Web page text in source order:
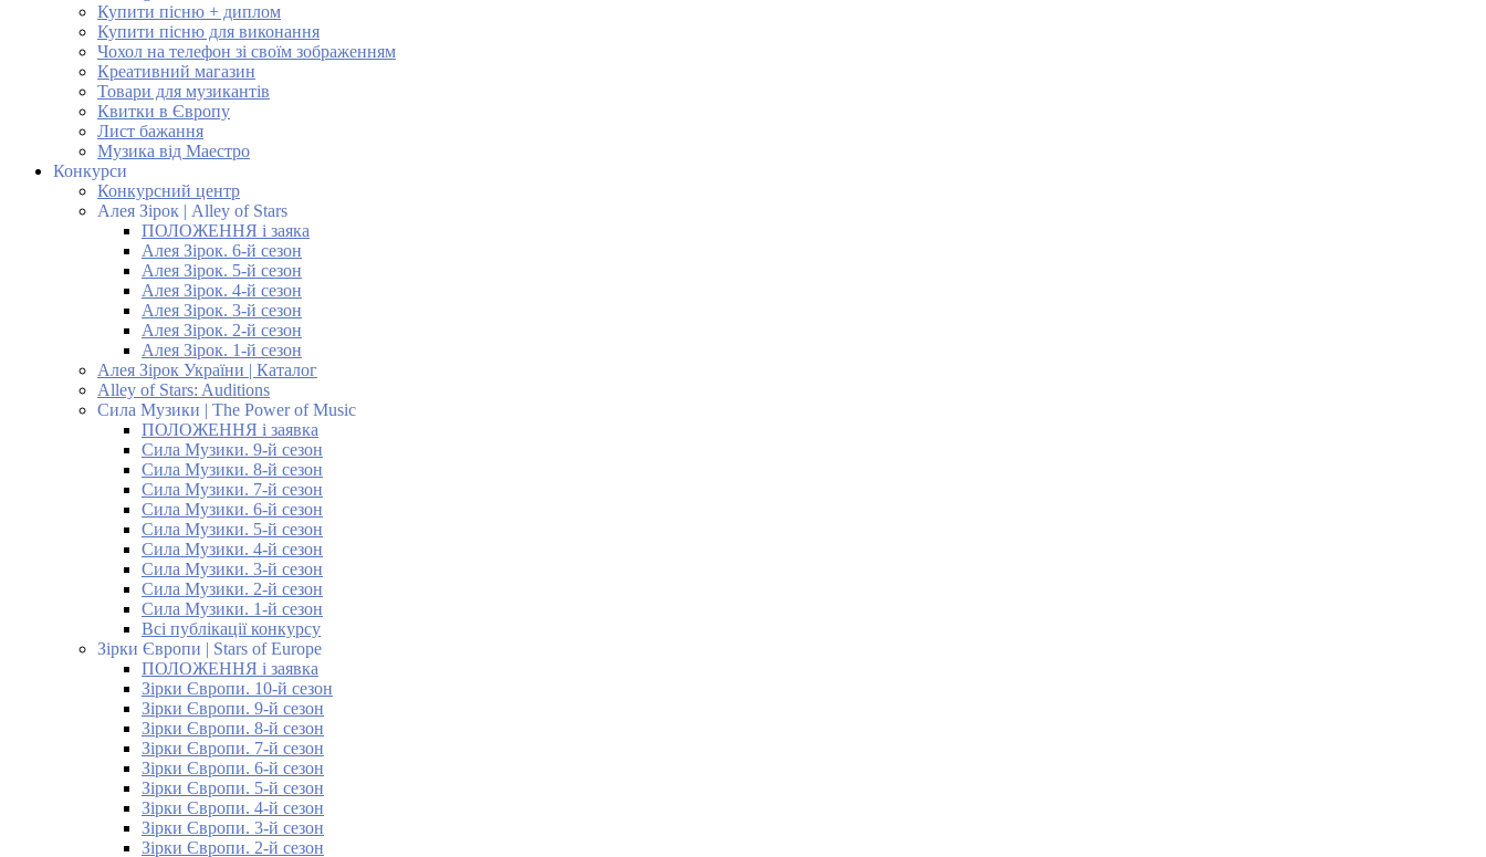
Купити пісню + диплом
Купити пісню для виконання
Чохол на телефон зі своїм зображенням
Креативний магазин
Товари для музикантів
Квитки в Європу
Лист бажання
Музика від Маестро
Конкурси
Конкурсний центр
Алея Зірок | Alley of Stars
ПОЛОЖЕННЯ і заяка
Алея Зірок. 6-й сезон
Алея Зірок. 5-й сезон
Алея Зірок. 4-й сезон
Алея Зірок. 3-й сезон
Алея Зірок. 2-й сезон
Алея Зірок. 1-й сезон
Алея Зірок України | Каталог
Alley of Stars: Auditions
Сила Музики | The Power of Music
ПОЛОЖЕННЯ і заявка
Сила Музики. 9-й сезон
Сила Музики. 8-й сезон
Сила Музики. 7-й сезон
Сила Музики. 6-й сезон
Сила Музики. 5-й сезон
Сила Музики. 4-й сезон
Сила Музики. 3-й сезон
Сила Музики. 2-й сезон
Сила Музики. 1-й сезон
Всі публікації конкурсу
Зірки Європи | Stars of Europe
ПОЛОЖЕННЯ і заявка
Зірки Європи. 10-й сезон
Зірки Європи. 9-й сезон
Зірки Європи. 8-й сезон
Зірки Європи. 7-й сезон
Зірки Європи. 6-й сезон
Зірки Європи. 5-й сезон
Зірки Європи. 4-й сезон
Зірки Європи. 3-й сезон
Зірки Європи. 2-й сезон